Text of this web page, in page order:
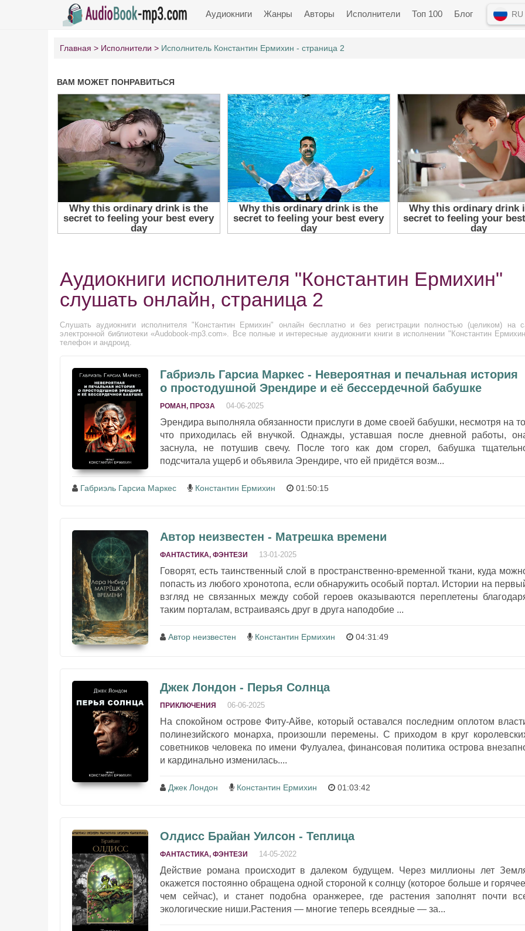
Аудиокниги Жанры Авторы Исполнители Топ 100 Блог RU
Главная Исполнители Исполнитель Константин Ермихин - страница 2
Аудиокниги исполнителя "Константин Ермихин"
слушать онлайн, страница 2
Слушать аудиокниги исполнителя "Константин Ермихин" онлайн бесплатно и без регистрации полностью (целиком) на
электронной библиотеки «Audobook-mp3.com». Все полные и интересные аудиокниги книги в исполнении "Константин
телефон и андроид.
Габриэль Гарсиа Маркес - Невероятная и печальная история
о простодушной Эрендире и её бессердечной бабушке
РОМАН, ПРОЗА 04-06-2025
Эрендира выполняла обязанности прислуги в доме своей бабушки, несмотря на
что приходилась ей внучкой. Однажды, уставшая после дневной работы,
заснула, не потушив свечу. После того как дом сгорел, бабушка
подсчитала ущерб и объявила Эрендире, что ей придётся возм...
Габриэль Гарсиа Маркес Константин Ермихин 01:50:15
Автор неизвестен - Матрешка времени
ФАНТАСТИКА, ФЭНТЕЗИ 13-01-2025
Говорят, есть таинственный слой в пространственно-временной ткани, куда
попасть из любого хронотопа, если обнаружить особый портал. Истории на
взгляд не связанных между собой героев оказываются переплетены
таким порталам, встраиваясь друг в друга наподобие ...
Автор неизвестен Константин Ермихин 04:31:49
Джек Лондон - Перья Солнца
ПРИКЛЮЧЕНИЯ 06-06-2025
На спокойном острове Фиту-Айве, который оставался последним оплотом
полинезийского монарха, произошли перемены. С приходом в круг
советников человека по имени Фулуалеа, финансовая политика острова
и кардинально изменилась....
Джек Лондон Константин Ермихин 01:03:42
Олдисс Брайан Уилсон - Теплица
ФАНТАСТИКА, ФЭНТЕЗИ 14-05-2022
Действие романа происходит в далеком будущем. Через миллионы лет
окажется постоянно обращена одной стороной к солнцу (которое больше и
чем сейчас), и станет подобна оранжерее, где растения заполнят почти
экологические ниши.Растения — многие теперь всеядные — за...